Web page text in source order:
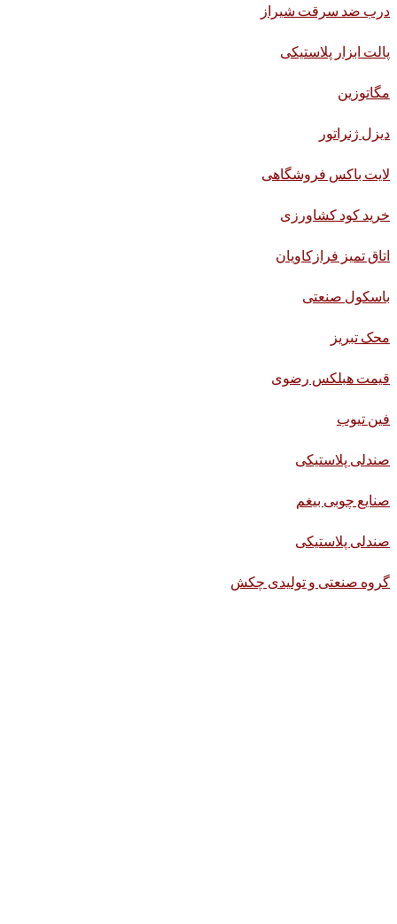
درب ضد سرقت شیراز
پالت ابزار پلاستیکی
مگاتوزین
دیزل ژنراتور
لایت باکس فروشگاهی
خرید کود کشاورزی
اتاق تمیز فرازکاویان
باسکول صنعتی
محک تبریز
قیمت هبلکس رضوی
فین تیوب
صندلی پلاستیکی
صنایع چوبی بیغم
صندلی پلاستیکی
گروه صنعتی و تولیدی چکش